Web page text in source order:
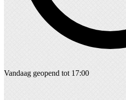
Vandaag geopend tot 17:00